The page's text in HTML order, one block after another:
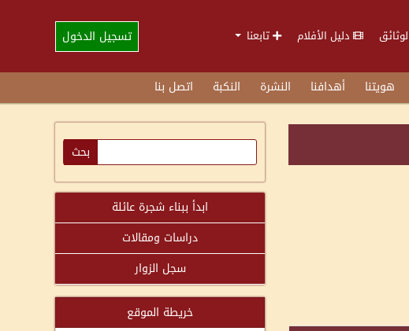
دليل الأفلام تابعنا تسجيل الدخول
هويتنا أهدافنا النشرة النكبة اتصل بنا
ابدأ ببناء شجرة عائلة
دراسات ومقالات
سجل الزوار
خريطة الموقع